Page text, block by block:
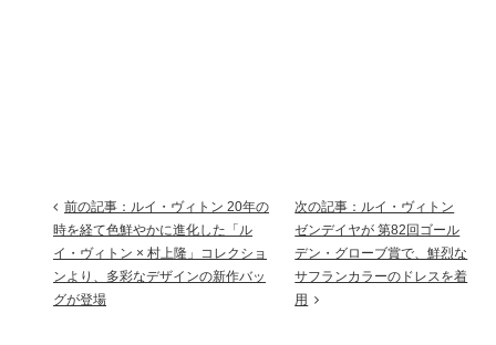
前の記事：ルイ・ヴィトン 20年の
時を経て色鮮やかに進化した「ル
イ・ヴィトン × 村上隆」コレクショ
ンより、多彩なデザインの新作バッ
グが登場
次の記事：ルイ・ヴィトン
ゼンデイヤが 第82回ゴール
デン・グローブ賞で、鮮烈な
サフランカラーのドレスを着
用